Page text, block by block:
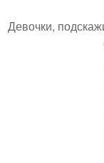
Девочки,